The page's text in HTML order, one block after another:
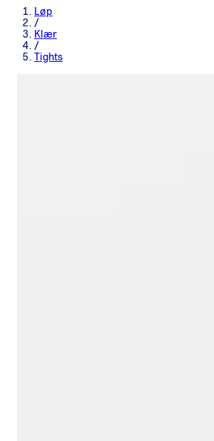
Løp
/
Klær
/
Tights